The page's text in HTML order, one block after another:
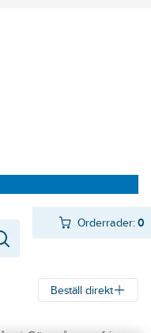
Orderrader:0
Beställ direkt